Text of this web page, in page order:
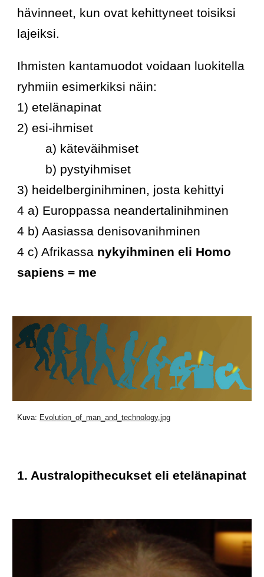
hävinneet, kun ovat kehittyneet toisiksi
lajeiksi.
Ihmisten kantamuodot voidaan luokitella
ryhmiin esimerkiksi näin:
1) etelänapinat
2) esi-ihmiset
a) käteväihmiset
b) pystyihmiset
3) heidelberginihminen, josta kehittyi
4 a) Europpassa neandertalinihminen
4 b) Aasiassa denisovanihminen
4 c) Afrikassa nykyihminen eli Homo
sapiens = me
Kuva: Evolution_of_man_and_technology.jpg
1. Australopithecukset eli etelänapinat